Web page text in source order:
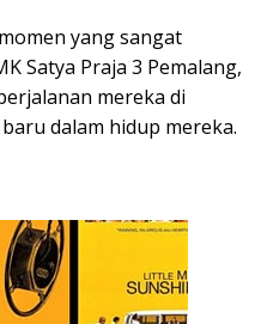
yang sangat
Satya Praja 3 Pemalang,
mereka di
dalam hidup mereka.